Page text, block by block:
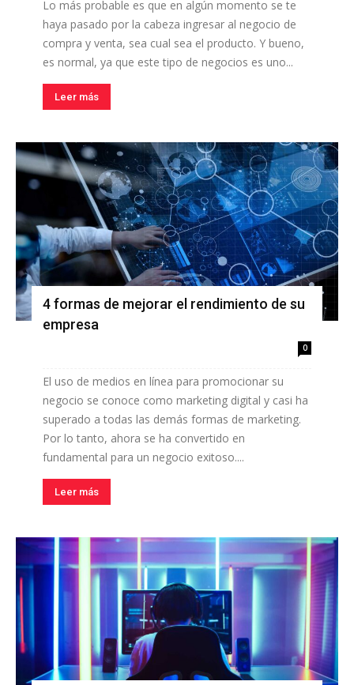
Lo más probable es que en algún momento se te
haya pasado por la cabeza ingresar al negocio de
compra y venta, sea cual sea el producto. Y bueno,
es normal, ya que este tipo de negocios es uno...
Leer más
4 formas de mejorar el rendimiento de su
empresa
0
El uso de medios en línea para promocionar su
negocio se conoce como marketing digital y casi ha
superado a todas las demás formas de marketing.
Por lo tanto, ahora se ha convertido en
fundamental para un negocio exitoso....
Leer más